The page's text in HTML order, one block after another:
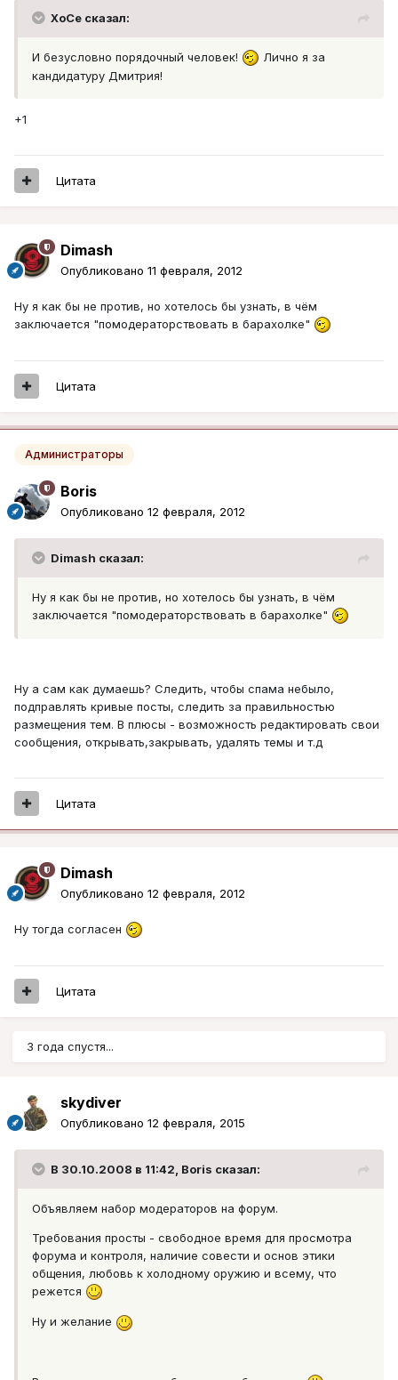
XoCe сказал:
И безусловно порядочный человек!
Лично я за
кандидатуру Дмитрия!
+1
Цитата
Dimash
Опубликовано 11 февраля, 2012
Ну я как бы не против, но хотелось бы узнать, в чём
заключается "помодераторствовать в барахолке"
Цитата
Администраторы
Boris
Опубликовано 12 февраля, 2012
Dimash сказал:
Ну я как бы не против, но хотелось бы узнать, в чём
заключается "помодераторствовать в барахолке"
Ну а сам как думаешь? Следить, чтобы спама небыло,
подправлять кривые посты, следить за правильностью
размещения тем. В плюсы - возможность редактировать свои
сообщения, открывать,закрывать, удалять темы и т.д
Цитата
Dimash
Опубликовано 12 февраля, 2012
Ну тогда согласен
Цитата
3 года спустя...
skydiver
Опубликовано 12 февраля, 2015
В 30.10.2008 в 11:42, Boris сказал:
Объявляем набор модераторов на форум.
Требования просты - свободное время для просмотра
форума и контроля, наличие совести и основ этики
общения, любовь к холодному оружию и всему, что
режется
Ну и желание